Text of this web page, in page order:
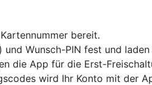
bereit.
Wunsch-PIN fest und
die App für die Erst-
wird Ihr Konto mit der